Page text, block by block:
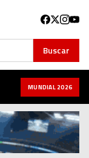
Buscar
MUNDIAL 2026